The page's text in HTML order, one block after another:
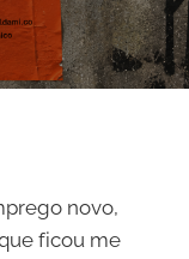
novo,
ficou me